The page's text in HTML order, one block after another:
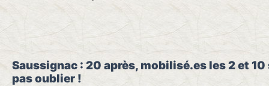
Saussignac : 20 après, mobilisé.es les 2 et
pas oublier !